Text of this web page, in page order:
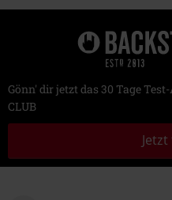
Gönn' dir jetzt das 30 Tage
CLUB